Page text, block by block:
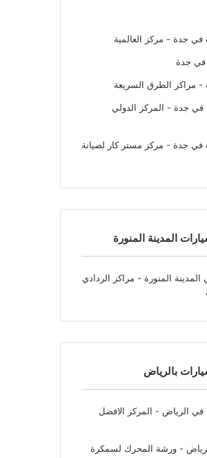
في جدة - مركز العالمية
في جدة
- مراكز الطرق السريعة
في جدة - المركز الدولي
في جدة - مركز مستر كار لصيانة
المدينة المنورة
المنورة - مراكز الردادي
بالرياض
الرياض - المركز الافضل
- ورشة المحرك لسمكرة